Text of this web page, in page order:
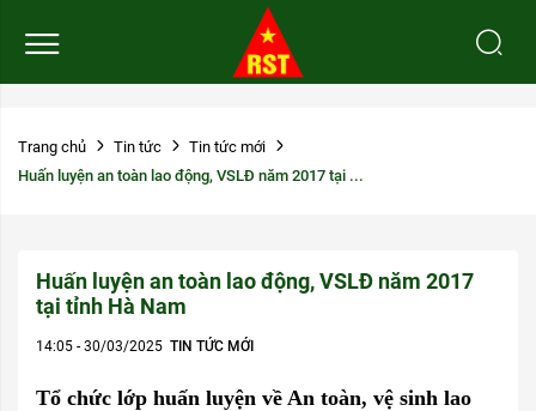
Trang chủ Tin tức
Tin tức mới
Huấn luyện an toàn lao động, VSLĐ năm 2017 tại ...
Huấn luyện an toàn lao động, VSLĐ năm 2017
tại tỉnh Hà Nam
14:05 - 30/03/2025 TIN TỨC MỚI
Tổ chức lớp huấn luyện về An toàn, vệ sinh lao